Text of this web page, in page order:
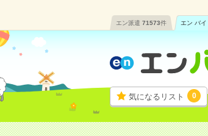
エン派遣 71573件 エン バイ
気になるリスト 0